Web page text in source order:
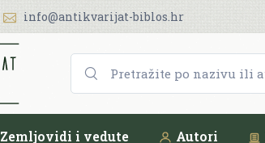
info@antikvarijat-biblos.hr
Zemljovidi i vedute Autori